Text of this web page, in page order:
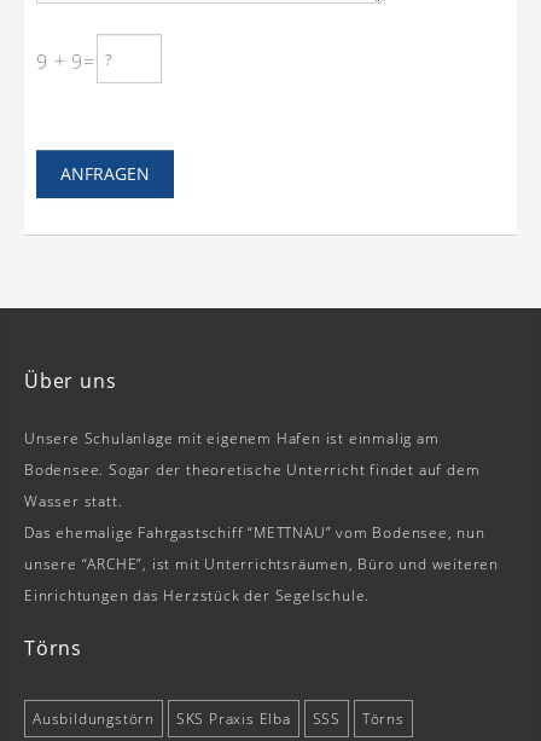
9 + 9=
ANFRAGEN
Über uns
Unsere Schulanlage mit eigenem Hafen ist einmalig am
Bodensee. Sogar der theoretische Unterricht findet auf dem
Wasser statt.
Das ehemalige Fahrgastschiff “METTNAU” vom Bodensee, nun
unsere “ARCHE”, ist mit Unterrichtsräumen, Büro und weiteren
Einrichtungen das Herzstück der Segelschule.
Törns
Ausbildungstörn SKS Praxis Elba SSS Törns